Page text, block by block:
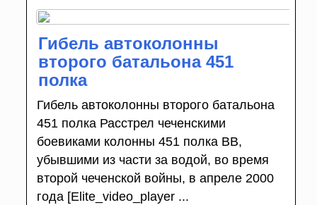
Гибель автоколонны
второго батальона 451
полка
Гибель автоколонны второго батальона
451 полка Расстрел чеченскими
боевиками колонны 451 полка ВВ,
убывшими из части за водой, во время
второй чеченской войны, в апреле 2000
года [Elite_video_player ...